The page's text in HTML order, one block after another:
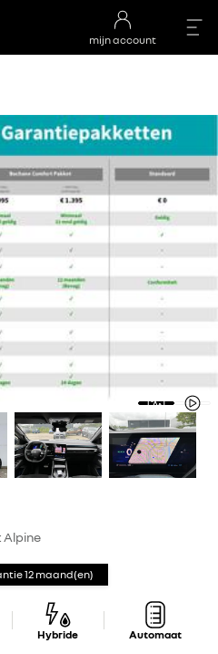
mijn account
Alpine
12 maand(en)
Hybride Automaat